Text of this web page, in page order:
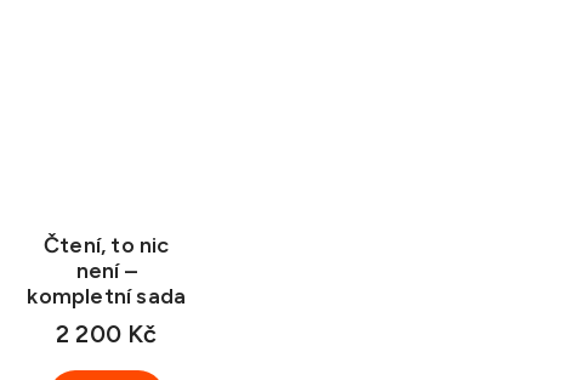
Čtení, to nic
není –
kompletní sada
2 200 Kč